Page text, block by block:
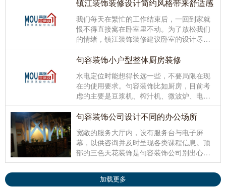
的室内特点就是看起来清新迷人，同时又有
一种非常优雅的感觉，大体上表现了传统文
化的精髓。
镇江装饰装修设计简约风格带来舒适感
我们每天在繁忙的工作结束后，一回到家就
恨不得直接窝在卧室里不动。为了放松我们
的情绪， 镇江装饰装修建议卧室的设计尽量
简单大方一点的就好，在风格的选择上也是
如此，选择现代美式、现代简约等轻松自在
句容装饰小户型整体厨房装修
水电定位时能想得长远一些，不要局限在现
在的使用要求。 句容装饰比如厨房，目前考
虑的主要是豆浆机、榨汁机、微波炉、电饭
煲、汤煲等，铺地砖前做至少二十四小时的
闭水实验，到楼下看看有无漏水痕迹；地砖
有一度左右的泄水坡度要朝向地漏。
句容装饰公司设计不同的办公场所
宽敞的服务大厅内，设有服务台与电子屏
幕，以供咨询并及时呈现各类课程信息。顶
部的三色天花装饰是句容装饰公司别出心裁
的设计，对话框的造型寓意思考，巧妙地掩
盖了顶部交错的管道，又丰富了色彩的层次
感，亲切而浓郁的学习氛围将服务大厅层层
加载更多